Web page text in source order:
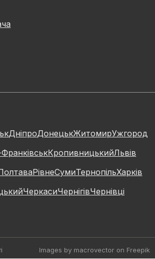
ДніпроДонецькЖитомирУжгород
КропивницькийЛьвів
РівнеСумиТернопільХарків
ЧеркасиЧернігівЧернівці
Images by macrovector on Freepik